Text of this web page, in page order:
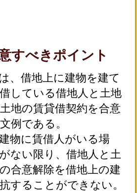
すべきポイント
、借地上に建物を建て
している借地人と土地
地の賃貸借契約を合意
例である。
物に賃借人がいる場
ない限り、借地人と土
合意解除を借地上の建
することができない。